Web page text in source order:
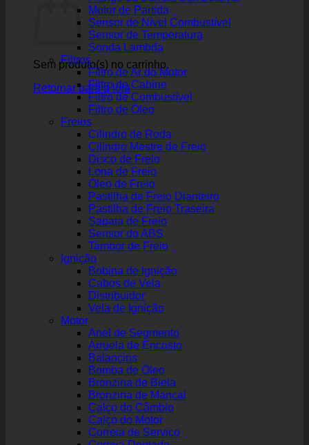
Sem produto(s) no carrinho.
Retornar para a loja
Motor de Partida
Sensor de Nível Combustível
Sensor de Temperatura
Sonda Lambda
Filtros
Filtro de Ar do Motor
Filtro de Cabine
Filtro de Combustível
Filtro de Óleo
Freios
Cilindro de Roda
Cilindro Mestre de Freio
Disco de Freio
Lona de Freio
Óleo de Freio
Pastilha de Freio Dianteiro
Pastilha de Freio Traseira
Sapata de Freio
Sensor do ABS
Tambor de Freio
Ignição
Bobina de Ignição
Cabos de Vela
Distribuidor
Vela de Ignição
Motor
Anel de Segmento
Arruela de Encosto
Balancins
Bomba de Óleo
Bronzina de Biela
Bronzina de Mancal
Calço do Câmbio
Calço do Motor
Correia de Serviço